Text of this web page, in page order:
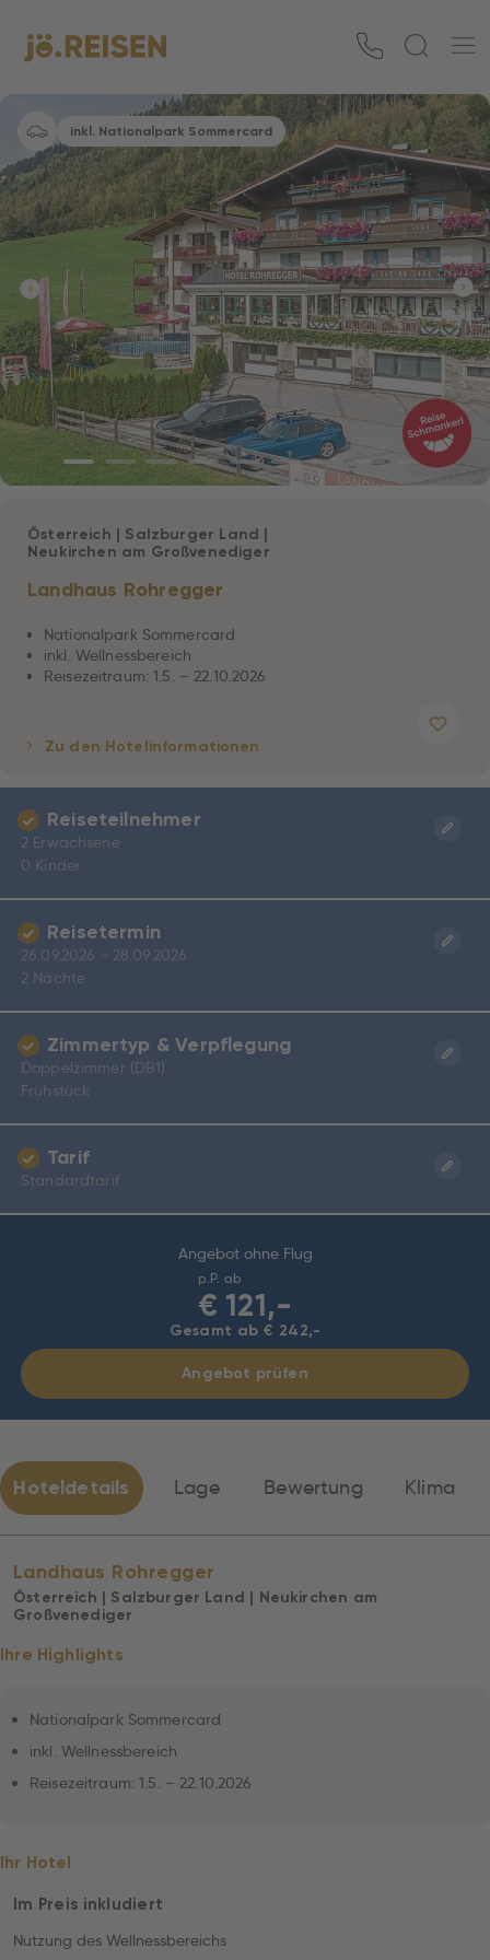
inkl. Nationalpark Sommercard
Landhaus Rohregger
Österreich | Salzburger Land |
Neukirchen am Großvenediger
Nationalpark Sommercard
inkl. Wellnessbereich
Reisezeitraum: 1.5. – 22.10.2026
Zu den Hotelinformationen
Angebot ohne Flug
p.P. ab
€ 121,-
Gesamt ab € 242,-
Angebot prüfen
Reiseteilnehmer
2 Erwachsene
0 Kinder
Reisetermin
26.09.2026 - 28.09.2026
2 Nächte
Zimmertyp & Verpflegung
Doppelzimmer (DB1)
Frühstück
Tarif
Standardtarif
Hoteldetails Lage Bewertung Klima
Landhaus Rohregger
Österreich | Salzburger Land | Neukirchen am
Großvenediger
Ihre Highlights
Nationalpark Sommercard
inkl. Wellnessbereich
Reisezeitraum: 1.5. – 22.10.2026
Ihr Hotel
Im Preis inkludiert
Nutzung des Wellnessbereichs